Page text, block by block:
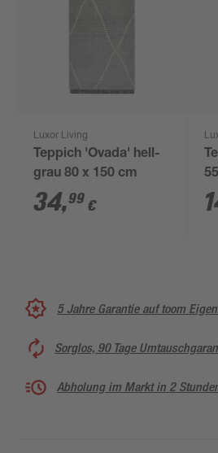
Luxor Living
Teppich 'Ovada' hell-
grau 80 x 150 cm
34,99 €
5 Jahre Garantie auf toom
Sorglos, 90 Tage
Abholung im Markt in 2